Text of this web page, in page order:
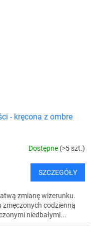
- kręcona z ombre
Dostępne (>5 szt.)
SZCZEGÓŁY
zmianę wizerunku.
zmęczonych codzienną
niedbałymi...